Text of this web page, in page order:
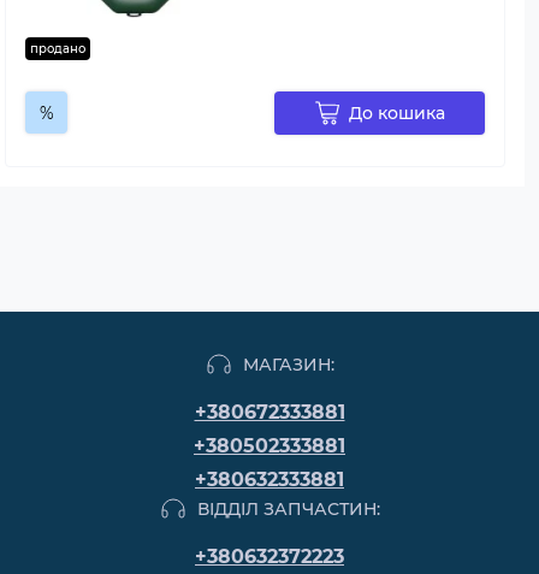
продано
До кошика
%
МАГАЗИН:
+380672333881
+380502333881
+380632333881
ВІДДІЛ ЗАПЧАСТИН:
+380632372223